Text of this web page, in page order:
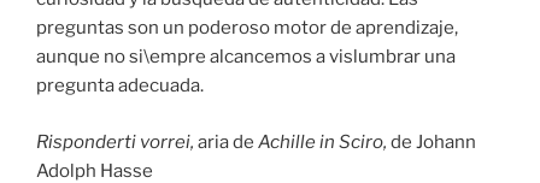
preguntas son un poderoso motor de aprendizaje,
aunque no si\empre alcancemos a vislumbrar una
pregunta adecuada.
Risponderti vorrei, aria de Achille in Sciro, de Johann
Adolph Hasse